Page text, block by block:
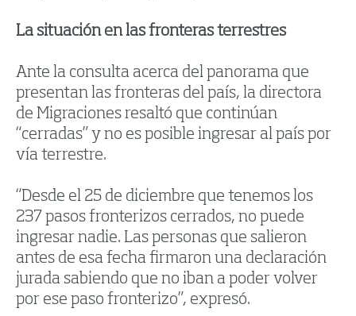
La situación en las fronteras terrestres
Ante la consulta acerca del panorama que
presentan las fronteras del país, la directora
de Migraciones resaltó que continúan
“cerradas” y no es posible ingresar al país por
vía terrestre.
“Desde el 25 de diciembre que tenemos los
237 pasos fronterizos cerrados, no puede
ingresar nadie. Las personas que salieron
antes de esa fecha firmaron una declaración
jurada sabiendo que no iban a poder volver
por ese paso fronterizo”, expresó.